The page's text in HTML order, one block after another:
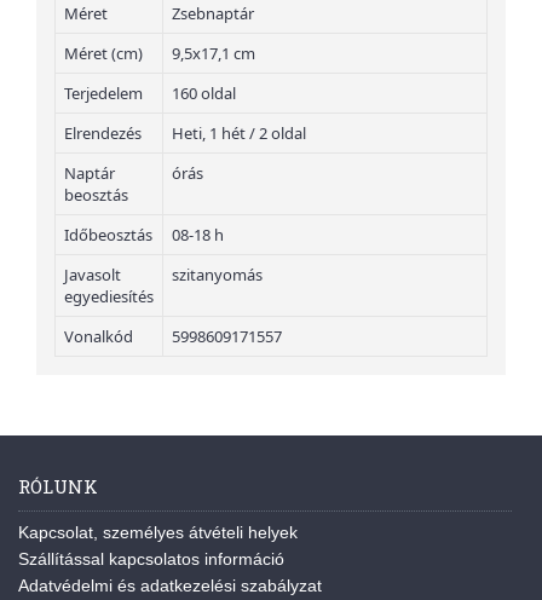
Méret
Zsebnaptár
Méret (cm)
9,5x17,1 cm
Terjedelem
160 oldal
Elrendezés
Heti, 1 hét / 2 oldal
Naptár
beosztás
órás
Időbeosztás
08-18 h
Javasolt
egyediesítés
szitanyomás
Vonalkód 5998609171557
RÓLUNK
Kapcsolat, személyes átvételi helyek
Szállítással kapcsolatos információ
Adatvédelmi és adatkezelési szabályzat